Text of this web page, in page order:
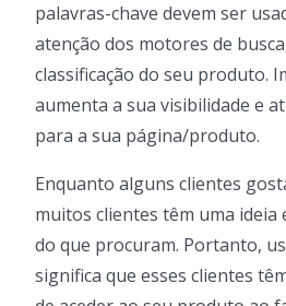
palavras-chave devem ser
atenção dos motores de
classificação do seu produto.
aumenta a sua visibilidade e
para a sua página/produto.
Enquanto alguns clientes
muitos clientes têm uma ideia
do que procuram. Portanto,
significa que esses clientes